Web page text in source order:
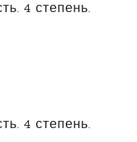
4 степень.
4 степень.